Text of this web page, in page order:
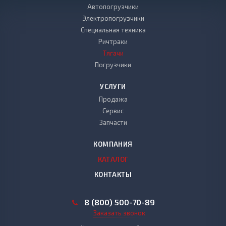
Автопогрузчики
Электропогрузчики
Специальная техника
Ричтраки
Тягачи
Погрузчики
УСЛУГИ
Продажа
Сервис
Запчасти
КОМПАНИЯ
КАТАЛОГ
КОНТАКТЫ
8 (800) 500-70-89
Заказать звонок